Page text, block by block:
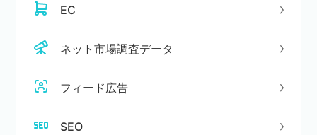
EC
ネット市場調査データ
フィード広告
SEO